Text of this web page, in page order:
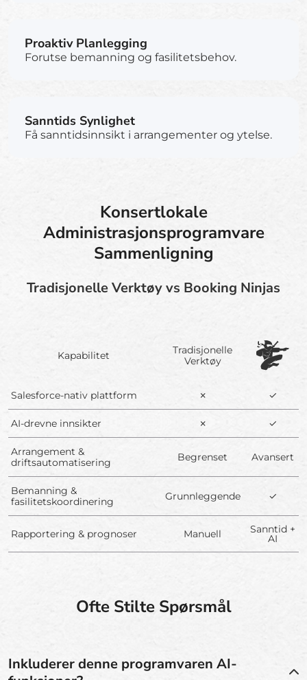
Proaktiv Planlegging
Forutse bemanning og fasilitetsbehov.
Sanntids Synlighet
Få sanntidsinnsikt i arrangementer og ytelse.
Konsertlokale
Administrasjonsprogramvare
Sammenligning
Tradisjonelle Verktøy vs Booking Ninjas
Kapabilitet
Tradisjonelle
Verktøy
Salesforce-nativ plattform ✗ ✓
AI-drevne innsikter ✗ ✓
Arrangement &
driftsautomatisering
Begrenset Avansert
Bemanning &
fasilitetskoordinering
Grunnleggende ✓
Rapportering & prognoser Manuell Sanntid +
AI
Ofte Stilte Spørsmål
Inkluderer denne programvaren AI-